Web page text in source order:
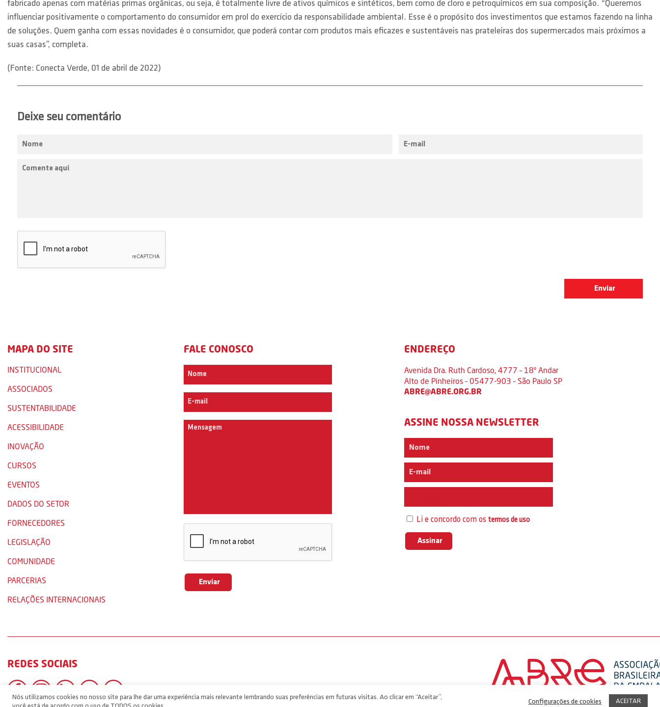
fabricado apenas com matérias primas orgânicas, ou seja, é totalmente livre de ativos químicos e sintéticos, bem como de cloro e petroquímicos em sua composição. “Queremos
influenciar positivamente o comportamento do consumidor em prol do exercício da responsabilidade ambiental. Esse é o propósito dos investimentos que estamos fazendo na linha
de soluções. Quem ganha com essas novidades é o consumidor, que poderá contar com produtos mais eficazes e sustentáveis nas prateleiras dos supermercados mais próximos a
suas casas”, completa.
(Fonte: Conecta Verde, 01 de abril de 2022)
Deixe seu comentário
MAPA DO SITE
INSTITUCIONAL
ASSOCIADOS
SUSTENTABILIDADE
ACESSIBILIDADE
INOVAÇÃO
CURSOS
EVENTOS
DADOS DO SETOR
FORNECEDORES
LEGISLAÇÃO
COMUNIDADE
PARCERIAS
RELAÇÕES INTERNACIONAIS
FALE CONOSCO ENDEREÇO
Avenida Dra. Ruth Cardoso, 4777 – 18º Andar
Alto de Pinheiros – 05477-903 – São Paulo SP
ABRE@ABRE.ORG.BR
ASSINE NOSSA NEWSLETTER
Li e concordo com ostermos de uso
REDES SOCIAIS
Nós utilizamos cookies no nosso site para lhe dar uma experiência mais relevante lembrando suas preferências em futuras visitas. Ao clicar em “Aceitar”,
Configurações de cookies ACEITAR